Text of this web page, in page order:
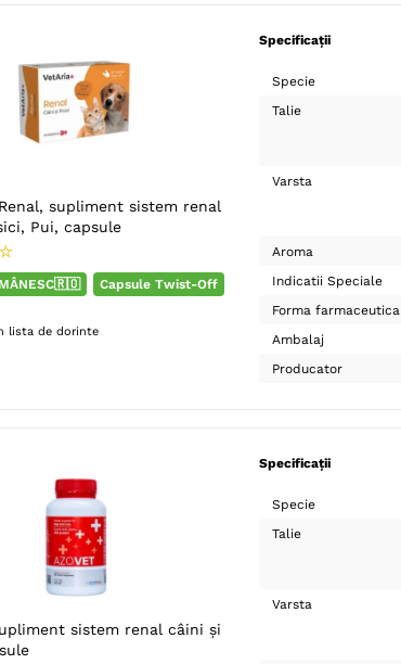
Renal, supliment sistem renal
Pui, capsule
☆
Capsule Twist-Off
lista de dorinte
Specificații
Specie
Talie
Varsta
Aroma
Indicatii Speciale
Forma farmaceutica
Ambalaj
Producator
sistem renal câini și
Specificații
Specie
Talie
Varsta